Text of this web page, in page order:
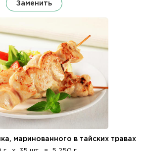
Заменить
маринованного в тайских травах